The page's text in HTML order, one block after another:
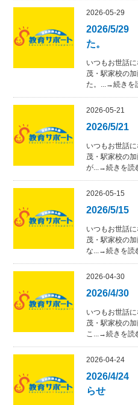
2026-05-29
2026/5/29
た。
いつもお世話
茂・駅家校の
た。...→続きを
2026-05-21
2026/5/21
いつもお世話
茂・駅家校の
が...→続きを読
2026-05-15
2026/5/15
いつもお世話
茂・駅家校の
な...→続きを読
2026-04-30
2026/4/30
いつもお世話
茂・駅家校の
こ...→続きを読
2026-04-24
2026/4/24
らせ